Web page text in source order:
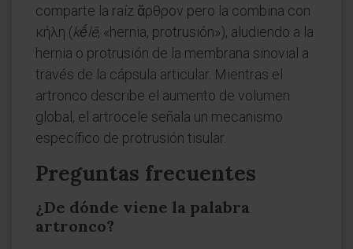
comparte la raíz ἄρθρον pero la combina con
κήλη (kḗlē, «hernia, protrusión»), aludiendo a la
hernia o protrusión de la membrana sinovial a
través de la cápsula articular. Mientras el
artronco describe el aumento de volumen
global, el artrocele señala un mecanismo
específico de protrusión tisular.
Preguntas frecuentes
¿De dónde viene la palabra
artronco?